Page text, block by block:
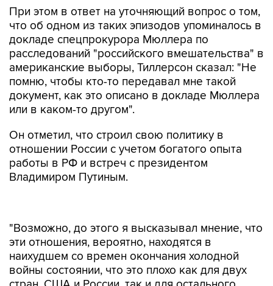
При этом в ответ на уточняющий вопрос о том,
что об одном из таких эпизодов упоминалось в
докладе спецпрокурора Мюллера по
расследований "российского вмешательства" в
американские выборы, Тиллерсон сказал: "Не
помню, чтобы кто-то передавал мне такой
документ, как это описано в докладе Мюллера
или в каком-то другом".
Он отметил, что строил свою политику в
отношении России с учетом богатого опыта
работы в РФ и встреч с президентом
Владимиром Путиным.
наихудшем со времен окончания холодной
войны состоянии, что это плохо как для двух
стран, США и России, так и для остального
мира", - заявил бывший госсекретарь.